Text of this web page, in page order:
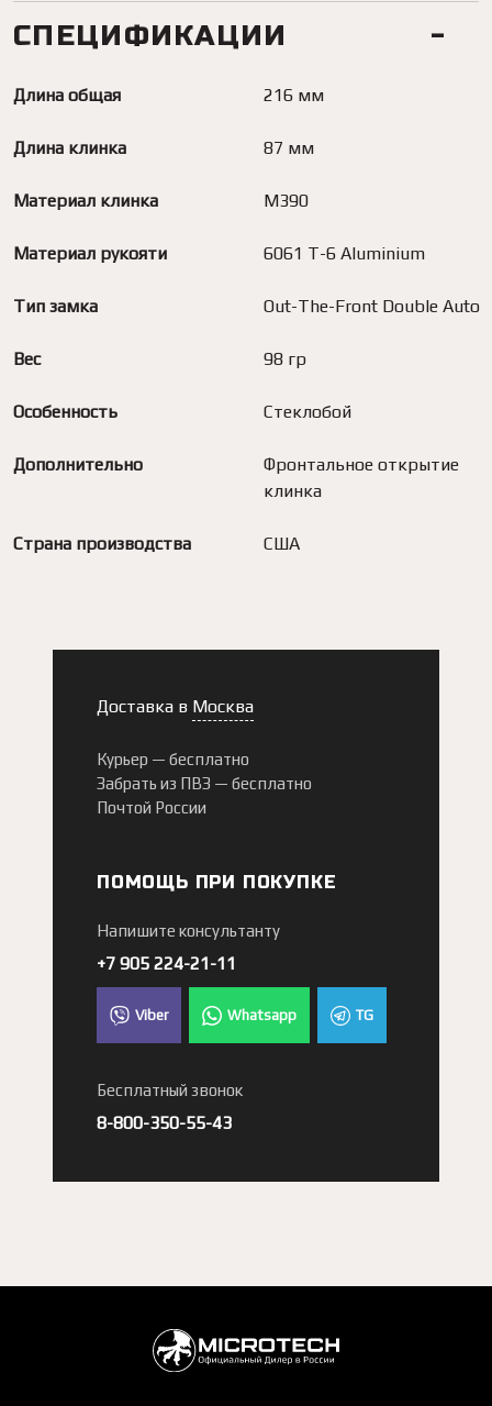
СПЕЦИФИКАЦИИ
Длина общая 216 мм
Длина клинка 87 мм
Материал клинка M390
Материал рукояти 6061 T-6 Aluminium
Тип замка Out-The-Front Double Auto
Вес 98 гр
Особенность Стеклобой
Дополнительно
Фронтальное открытие
клинка
Страна производства США
Доставка в Москва
Курьер — бесплатно
Забрать из ПВЗ — бесплатно
Почтой России
ПОМОЩЬ ПРИ ПОКУПКЕ
Напишите консультанту
+7 905 224-21-11
Viber Whatsapp TG
Бесплатный звонок
8-800-350-55-43